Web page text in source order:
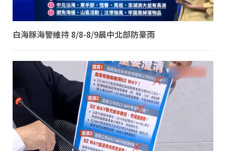
白海豚海警維持 8/8-8/9晨中北部防豪雨